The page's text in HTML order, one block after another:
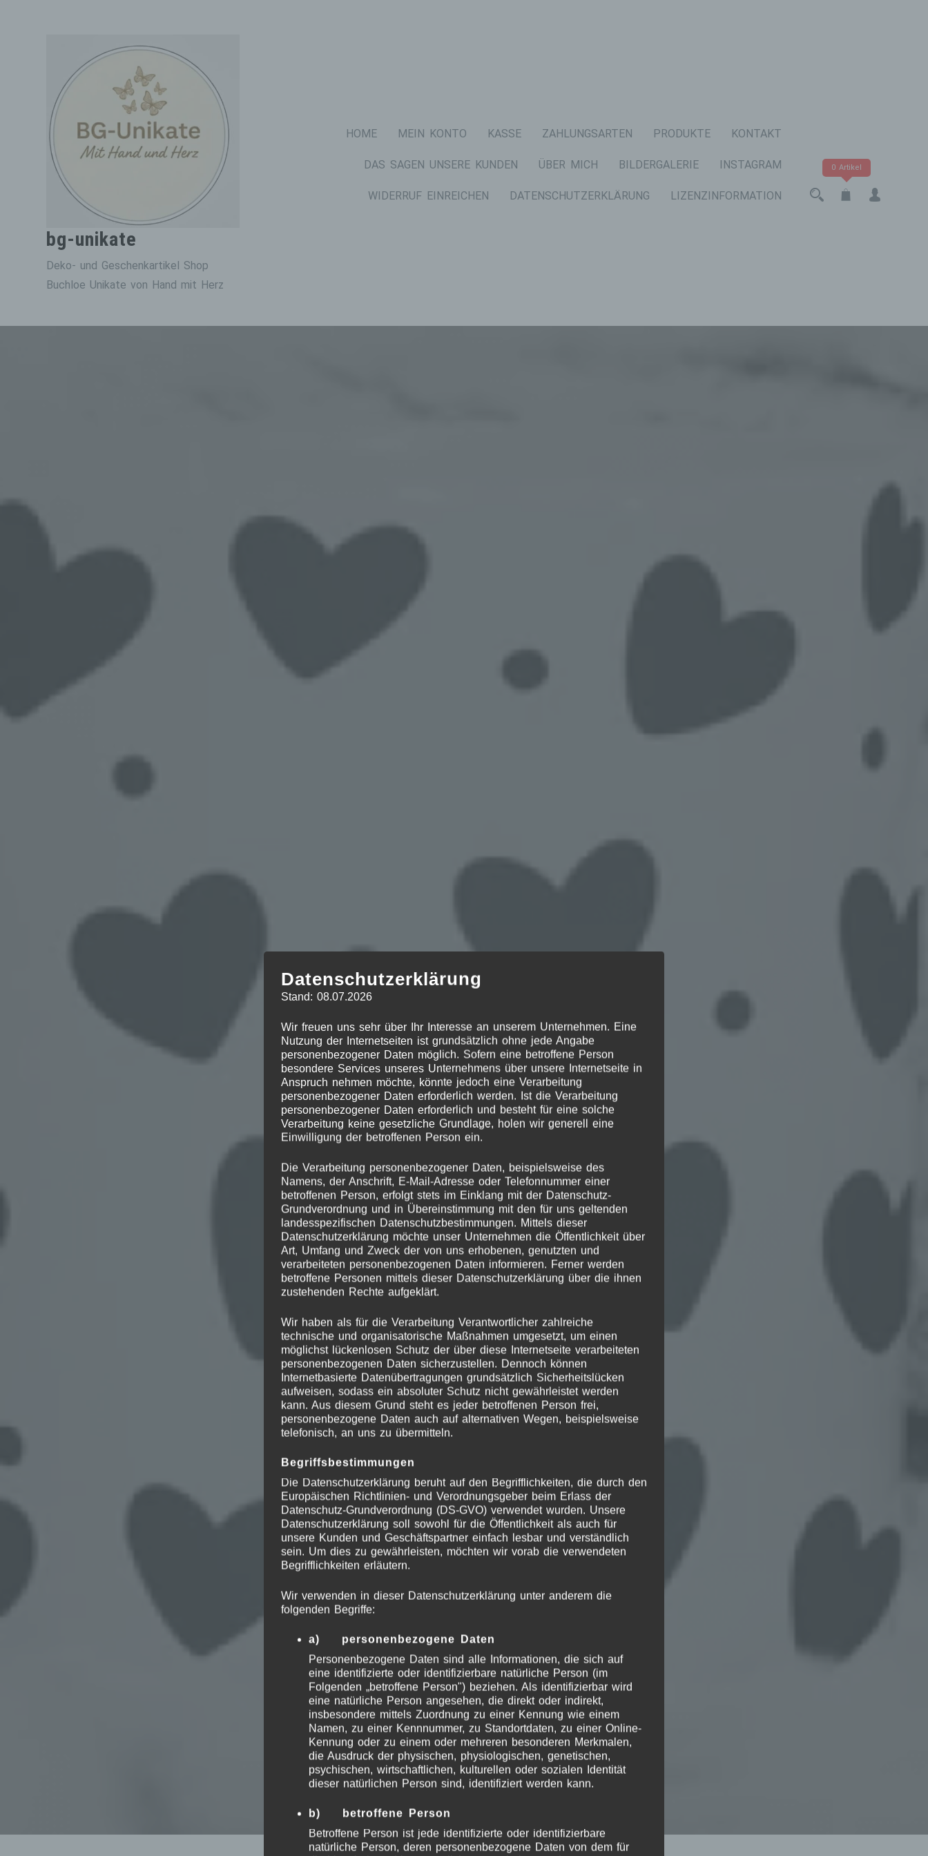
bg-unikate
Deko- und Geschenkartikel Shop
Buchloe Unikate von Hand mit Herz
HOME MEIN KONTO KASSE ZAHLUNGSARTEN PRODUKTE KONTAKT
DAS SAGEN UNSERE KUNDEN ÜBER MICH BILDERGALERIE INSTAGRAM
WIDERRUF EINREICHEN DATENSCHUTZERKLÄRUNG LIZENZINFORMATION
0 Artikel
Schlagwort:Geschenk
Datenschutzerklärung
Stand: 08.07.2026
Wir freuen uns sehr über Ihr Interesse an unserem Unternehmen. Eine
Nutzung der Internetseiten ist grundsätzlich ohne jede Angabe
personenbezogener Daten möglich. Sofern eine betroffene Person
besondere Services unseres Unternehmens über unsere Internetseite in
Anspruch nehmen möchte, könnte jedoch eine Verarbeitung
personenbezogener Daten erforderlich werden. Ist die Verarbeitung
personenbezogener Daten erforderlich und besteht für eine solche
Verarbeitung keine gesetzliche Grundlage, holen wir generell eine
Einwilligung der betroffenen Person ein.
Die Verarbeitung personenbezogener Daten, beispielsweise des
Namens, der Anschrift, E-Mail-Adresse oder Telefonnummer einer
betroffenen Person, erfolgt stets im Einklang mit der Datenschutz-
Grundverordnung und in Übereinstimmung mit den für uns geltenden
landesspezifischen Datenschutzbestimmungen. Mittels dieser
Datenschutzerklärung möchte unser Unternehmen die Öffentlichkeit über
Art, Umfang und Zweck der von uns erhobenen, genutzten und
verarbeiteten personenbezogenen Daten informieren. Ferner werden
betroffene Personen mittels dieser Datenschutzerklärung über die ihnen
zustehenden Rechte aufgeklärt.
Wir haben als für die Verarbeitung Verantwortlicher zahlreiche
technische und organisatorische Maßnahmen umgesetzt, um einen
möglichst lückenlosen Schutz der über diese Internetseite verarbeiteten
personenbezogenen Daten sicherzustellen. Dennoch können
Internetbasierte Datenübertragungen grundsätzlich Sicherheitslücken
aufweisen, sodass ein absoluter Schutz nicht gewährleistet werden
kann. Aus diesem Grund steht es jeder betroffenen Person frei,
personenbezogene Daten auch auf alternativen Wegen, beispielsweise
telefonisch, an uns zu übermitteln.
Begriffsbestimmungen
Die Datenschutzerklärung beruht auf den Begrifflichkeiten, die durch den
Europäischen Richtlinien- und Verordnungsgeber beim Erlass der
Datenschutz-Grundverordnung (DS-GVO) verwendet wurden. Unsere
Datenschutzerklärung soll sowohl für die Öffentlichkeit als auch für
unsere Kunden und Geschäftspartner einfach lesbar und verständlich
sein. Um dies zu gewährleisten, möchten wir vorab die verwendeten
Begrifflichkeiten erläutern.
Wir verwenden in dieser Datenschutzerklärung unter anderem die
folgenden Begriffe:
a) personenbezogene Daten
Personenbezogene Daten sind alle Informationen, die sich auf
eine identifizierte oder identifizierbare natürliche Person (im
Folgenden „betroffene Person") beziehen. Als identifizierbar wird
eine natürliche Person angesehen, die direkt oder indirekt,
insbesondere mittels Zuordnung zu einer Kennung wie einem
Namen, zu einer Kennnummer, zu Standortdaten, zu einer Online-
Kennung oder zu einem oder mehreren besonderen Merkmalen,
die Ausdruck der physischen, physiologischen, genetischen,
psychischen, wirtschaftlichen, kulturellen oder sozialen Identität
dieser natürlichen Person sind, identifiziert werden kann.
b) betroffene Person
Betroffene Person ist jede identifizierte oder identifizierbare
natürliche Person, deren personenbezogene Daten von dem für